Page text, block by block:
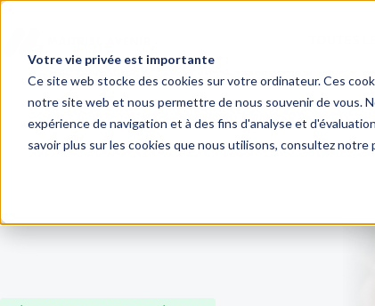
Votre vie privée est importante
Ce site web stocke des cookies sur votre ordinateur. Ces
notre site web et nous permettre de nous souvenir de vous.
expérience de navigation et à des fins d'analyse et
savoir plus sur les cookies que nous utilisons, consultez